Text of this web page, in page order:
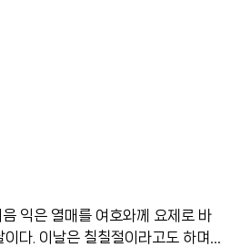
익은 열매를 여호와께 요제로 바
다. 이날은 칠칠절이라고도 하며